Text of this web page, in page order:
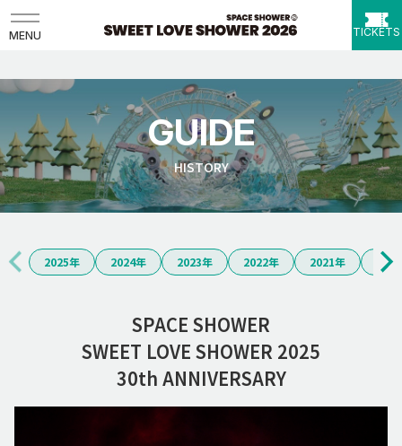
MENU TICKETS
GUIDE
HISTORY
2025年 2024年 2023年 2022年 2021年
SPACE SHOWER
SWEET LOVE SHOWER 2025
30th ANNIVERSARY